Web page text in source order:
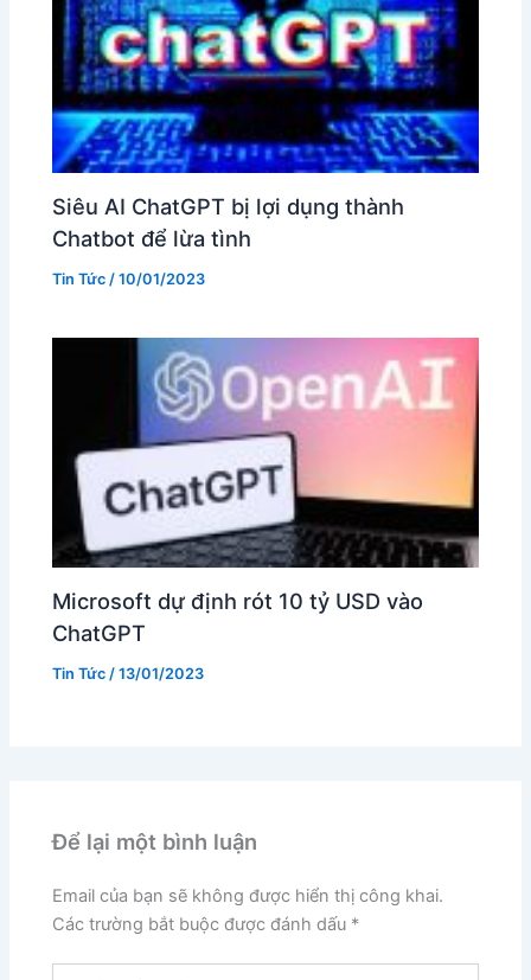
Siêu AI ChatGPT bị lợi dụng thành
Chatbot để lừa tình
Tin Tức /10/01/2023
Microsoft dự định rót 10 tỷ USD vào
ChatGPT
Tin Tức /13/01/2023
Để lại một bình luận
Email của bạn sẽ không được hiển thị công khai.
Các trường bắt buộc được đánh dấu *